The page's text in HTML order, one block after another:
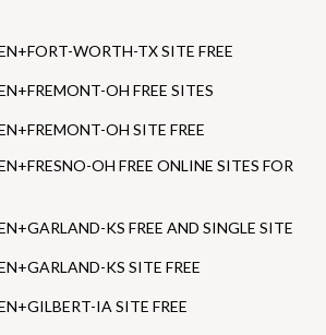
WORTH-TX SITE FREE
OH FREE SITES
OH SITE FREE
OH FREE ONLINE SITES FOR
KS FREE AND SINGLE SITE
KS SITE FREE
IA SITE FREE